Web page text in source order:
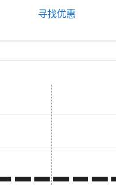
寻找优惠
寻找优惠
寻找优惠寻找优惠
disclaimer. 寻找优惠
offers-disclaimer. 寻找
view-offers-disclaimer.
cmp-view-offers-
cmp-view-offers-
CXR–MFM: cmp-view-
CXR–MFM: cmp-view-
CXR–MFM: cmp-